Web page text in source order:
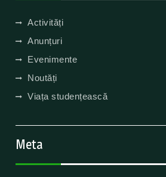
Activități
Anunțuri
Evenimente
Noutăți
Viața studențească
Meta